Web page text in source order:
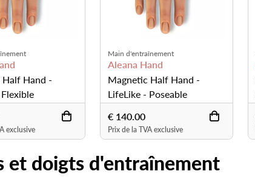
Hand -
exclusive
Main d'entraînement
Aleana Hand
Magnetic Half Hand -
LifeLike - Poseable
€ 140.00
Prix de la TVA exclusive
et doigts d'entraînement